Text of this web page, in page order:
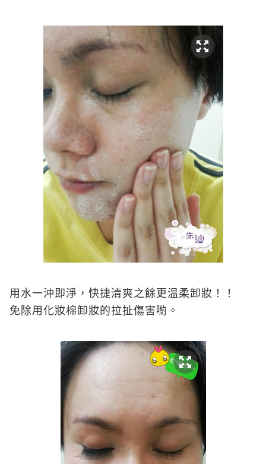
用水一沖即淨，快捷清爽之餘更温柔卸妝！！
免除用化妝棉卸妝的拉扯傷害喲。